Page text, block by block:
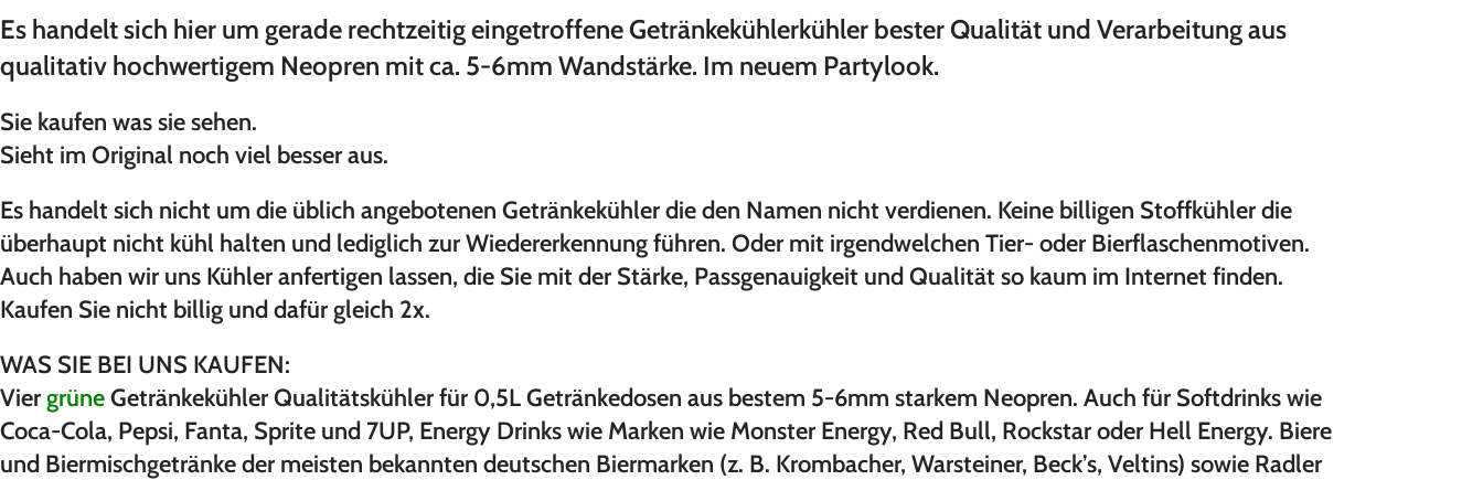
Es handelt sich hier um gerade rechtzeitig eingetroffene Getränkekühlerkühler bester Qualität und Verarbeitung aus
qualitativ hochwertigem Neopren mit ca. 5-6mm Wandstärke. Im neuem Partylook.
Sie kaufen was sie sehen.
Sieht im Original noch viel besser aus.
Es handelt sich nicht um die üblich angebotenen Getränkekühler die den Namen nicht verdienen. Keine billigen Stoffkühler die
überhaupt nicht kühl halten und lediglich zur Wiedererkennung führen. Oder mit irgendwelchen Tier- oder Bierflaschenmotiven.
Auch haben wir uns Kühler anfertigen lassen, die Sie mit der Stärke, Passgenauigkeit und Qualität so kaum im Internet finden.
Kaufen Sie nicht billig und dafür gleich 2x.
WAS SIE BEI UNS KAUFEN:
ViergrüneGetränkekühler Qualitätskühler für 0,5L Getränkedosen aus bestem 5-6mm starkem Neopren. Auch für Softdrinks wie
Coca-Cola, Pepsi, Fanta, Sprite und 7UP, Energy Drinks wie Marken wie Monster Energy, Red Bull, Rockstar oder Hell Energy. Biere
und Biermischgetränke der meisten bekannten deutschen Biermarken (z. B. Krombacher, Warsteiner, Beck’s, Veltins) sowie Radler